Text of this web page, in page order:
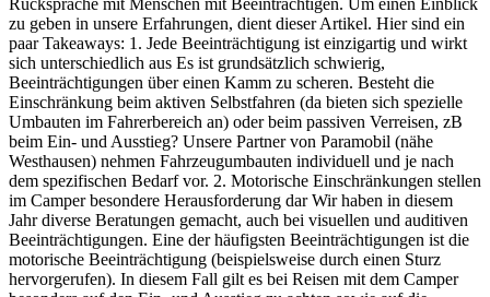
zu geben in unsere Erfahrungen, dient dieser Artikel. Hier sind ein
paar Takeaways: 1. Jede Beeinträchtigung ist einzigartig und wirkt
sich unterschiedlich aus Es ist grundsätzlich schwierig,
Beeinträchtigungen über einen Kamm zu scheren. Besteht die
Einschränkung beim aktiven Selbstfahren (da bieten sich spezielle
Umbauten im Fahrerbereich an) oder beim passiven Verreisen, zB
beim Ein- und Ausstieg? Unsere Partner von Paramobil (nähe
Westhausen) nehmen Fahrzeugumbauten individuell und je nach
dem spezifischen Bedarf vor. 2. Motorische Einschränkungen stellen
im Camper besondere Herausforderung dar Wir haben in diesem
Jahr diverse Beratungen gemacht, auch bei visuellen und auditiven
Beeinträchtigungen. Eine der häufigsten Beeinträchtigungen ist die
motorische Beeinträchtigung (beispielsweise durch einen Sturz
hervorgerufen). In diesem Fall gilt es bei Reisen mit dem Camper